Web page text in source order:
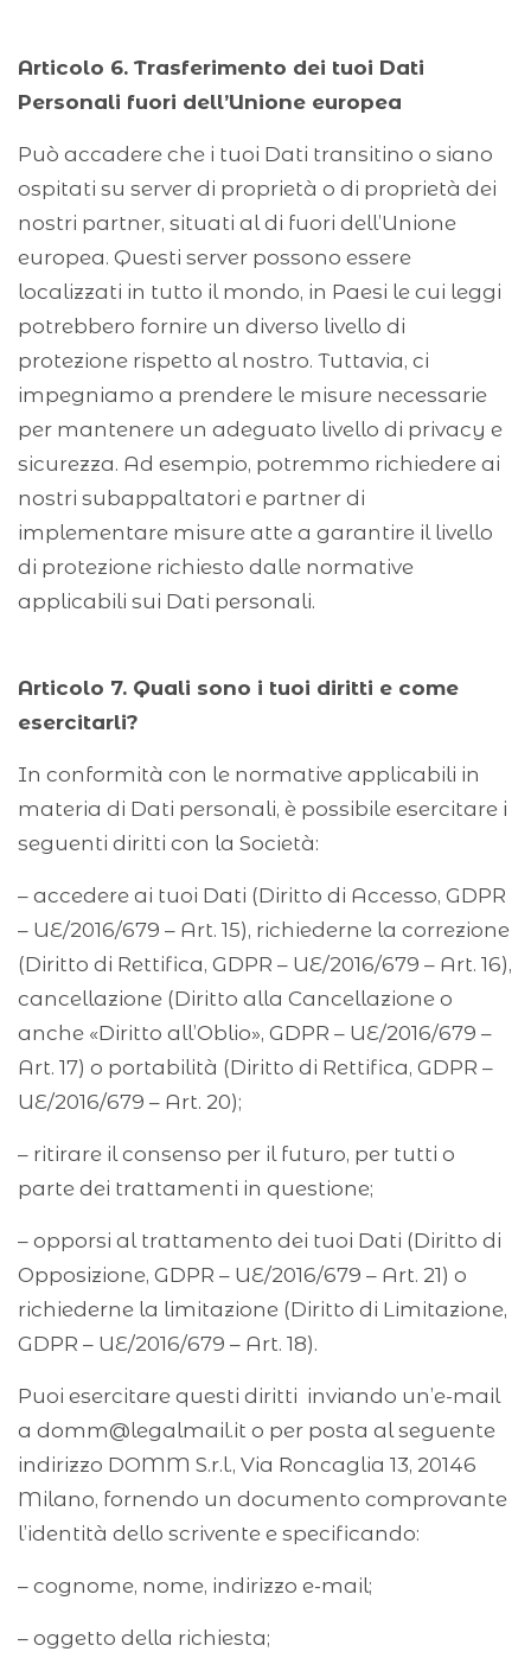
Articolo 6. Trasferimento dei tuoi Dati
Personali fuori dell’Unione europea
Può accadere che i tuoi Dati transitino o siano
ospitati su server di proprietà o di proprietà dei
nostri partner, situati al di fuori dell’Unione
europea. Questi server possono essere
localizzati in tutto il mondo, in Paesi le cui leggi
potrebbero fornire un diverso livello di
protezione rispetto al nostro. Tuttavia, ci
impegniamo a prendere le misure necessarie
per mantenere un adeguato livello di privacy e
sicurezza. Ad esempio, potremmo richiedere ai
nostri subappaltatori e partner di
implementare misure atte a garantire il livello
di protezione richiesto dalle normative
applicabili sui Dati personali.
Articolo 7. Quali sono i tuoi diritti e come
esercitarli?
In conformità con le normative applicabili in
materia di Dati personali, è possibile esercitare i
seguenti diritti con la Società:
– accedere ai tuoi Dati (Diritto di Accesso, GDPR
– UE/2016/679 – Art. 15), richiederne la correzione
(Diritto di Rettifica, GDPR – UE/2016/679 – Art. 16),
cancellazione (Diritto alla Cancellazione o
anche «Diritto all’Oblio», GDPR – UE/2016/679 –
Art. 17) o portabilità (Diritto di Rettifica, GDPR –
UE/2016/679 – Art. 20);
– ritirare il consenso per il futuro, per tutti o
parte dei trattamenti in questione;
– opporsi al trattamento dei tuoi Dati (Diritto di
Opposizione, GDPR – UE/2016/679 – Art. 21) o
richiederne la limitazione (Diritto di Limitazione,
GDPR – UE/2016/679 – Art. 18).
Puoi esercitare questi diritti inviando un’e-mail
a domm@legalmail.it o per posta al seguente
indirizzo DOMM S.r.l., Via Roncaglia 13, 20146
Milano, fornendo un documento comprovante
l’identità dello scrivente e specificando:
– cognome, nome, indirizzo e-mail;
– oggetto della richiesta;